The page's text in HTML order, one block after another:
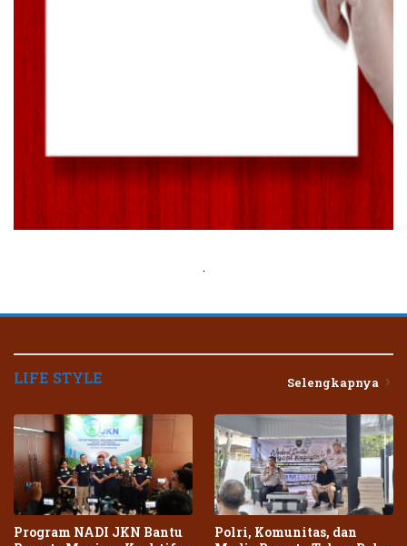
.
LIFE STYLE Selengkapnya
Program NADI JKN Bantu
Polri, Komunitas, dan